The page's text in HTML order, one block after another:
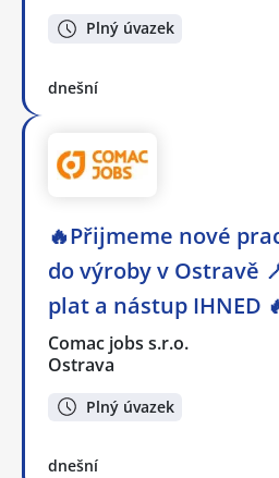
Plný úvazek
dnešní
🔥Přijmeme nové
do výroby v Ostravě
plat a nástup IHNED
Comac jobs s.r.o.
Ostrava
Plný úvazek
dnešní